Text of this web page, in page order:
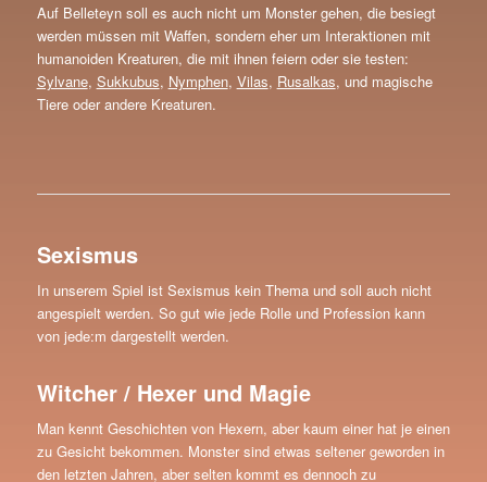
Auf Belleteyn soll es auch nicht um Monster gehen, die besiegt
werden müssen mit Waffen, sondern eher um Interaktionen mit
humanoiden Kreaturen, die mit ihnen feiern oder sie testen:
Sylvane, Sukkubus, Nymphen, Vilas, Rusalkas, und magische
Tiere oder andere Kreaturen.
Sexismus
In unserem Spiel ist Sexismus kein Thema und soll auch nicht
angespielt werden. So gut wie jede Rolle und Profession kann
von jede:m dargestellt werden.
Witcher / Hexer und Magie
Man kennt Geschichten von Hexern, aber kaum einer hat je einen
zu Gesicht bekommen. Monster sind etwas seltener geworden in
den letzten Jahren, aber selten kommt es dennoch zu